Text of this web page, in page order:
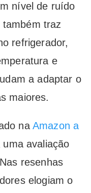
nível de ruído
traz
refrigerador,
e
a adaptar o
maiores.
naAmazon a
avaliação
resenhas
elogiam o